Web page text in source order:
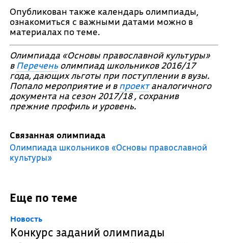
Опубликован также календарь олимпиады,
ознакомиться с важными датами можно в
материалах по теме.
Олимпиада «Основы православной культуры»
в Переченьолимпиад школьников 2016/17
года, дающих льготы при поступлении в вузы.
Попало мероприятие и в проектаналогичного
документа на сезон 2017/18 , сохранив
прежние профиль и уровень.
Связанная олимпиада
Олимпиада школьников «Основы православной
культуры»
Еще по теме
Новость
Конкурс заданий олимпиады